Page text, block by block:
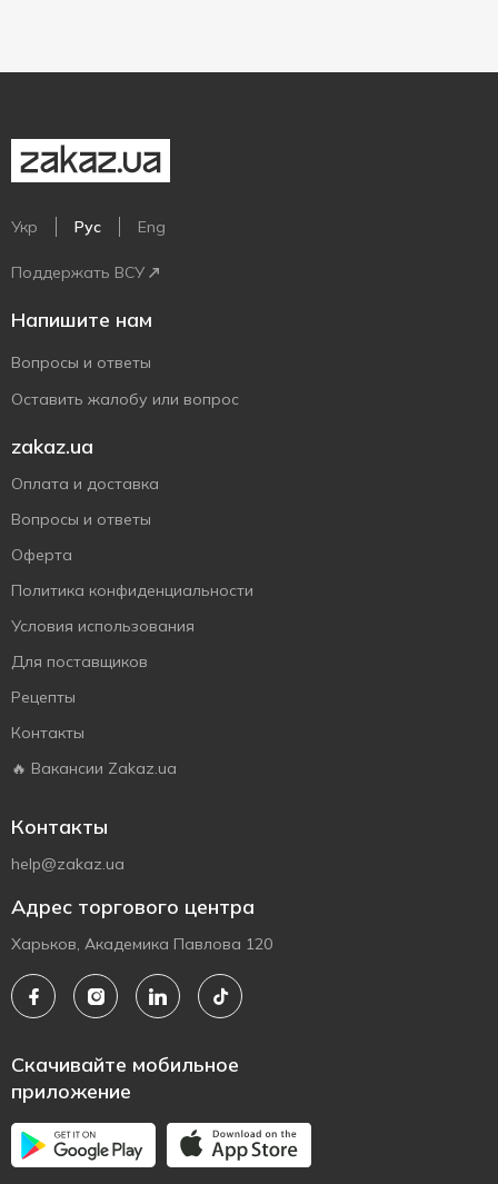
Укр Рус Eng
Поддержать ВСУ
Напишите нам
Вопросы и ответы
Оставить жалобу или вопрос
zakaz.ua
Оплата и доставка
Вопросы и ответы
Оферта
Политика конфиденциальности
Условия использования
Для поставщиков
Рецепты
Контакты
🔥 Вакансии Zakaz.ua
Контакты
help@zakaz.ua
Адрес торгового центра
Харьков, Академика Павлова 120
Скачивайте мобильное
приложение